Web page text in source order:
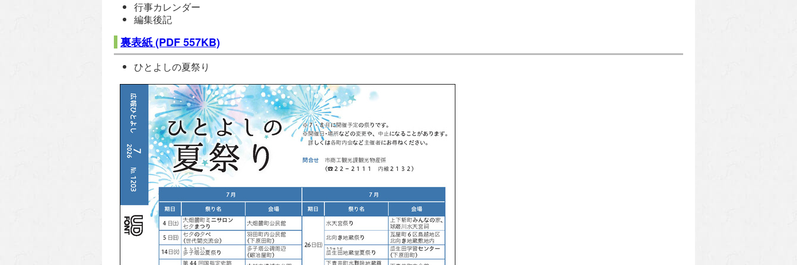
行事カレンダー
編集後記
裏表紙(PDF 557KB)
ひとよしの夏祭り